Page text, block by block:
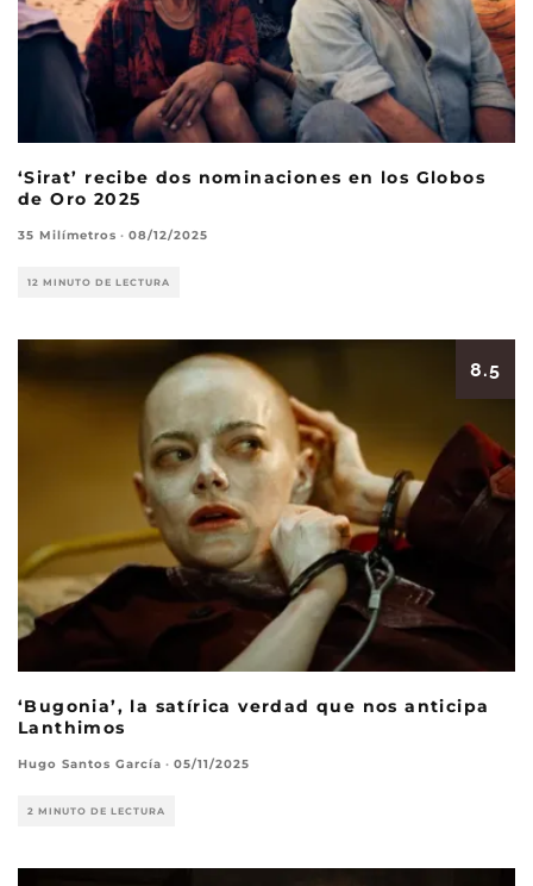
‘Sirat’ recibe dos nominaciones en los Globos
de Oro 2025
35 Milímetros · 08/12/2025
12 MINUTO DE LECTURA
8.5
‘Bugonia’, la satírica verdad que nos anticipa
Lanthimos
Hugo Santos García · 05/11/2025
2 MINUTO DE LECTURA